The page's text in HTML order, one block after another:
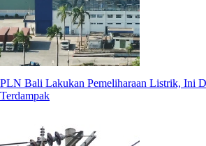
PLN Bali Lakukan Pemeliharaan Listrik, Ini
Terdampak